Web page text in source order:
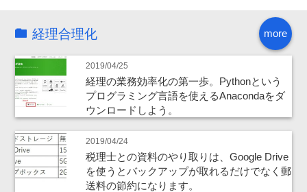
more
経理合理化
2019/04/25
経理の業務効率化の第一歩。Pythonという
プログラミング言語を使えるAnacondaをダ
ウンロードしよう。
2019/04/24
税理士との資料のやり取りは、Google Drive
を使うとバックアップが取れるだけでなく郵
送料の節約になります。